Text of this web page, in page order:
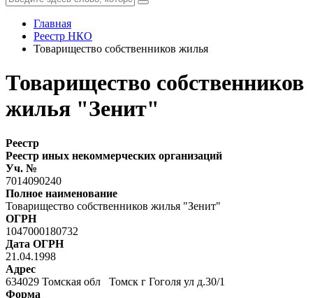
Главная
Реестр НКО
Товарищество собственников жилья
Товарищество собственников
жилья "Зенит"
Реестр
Реестр иных некоммерческих организаций
Уч. №
7014090240
Полное наименование
Товарищество собственников жилья "Зенит"
ОГРН
1047000180732
Дата ОГРН
21.04.1998
Адрес
634029 Томская обл Томск г Гоголя ул д.30/1
Форма